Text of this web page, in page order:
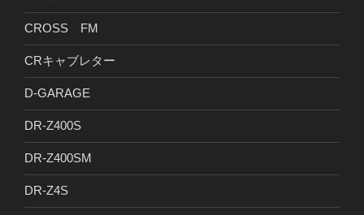
CROSS FM
CRキャブレター
D-GARAGE
DR-Z400S
DR-Z400SM
DR-Z4S